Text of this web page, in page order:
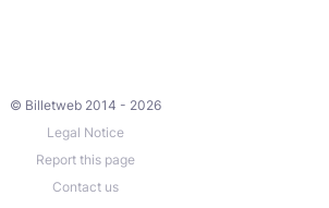
© Billetweb 2014 - 2026
Legal Notice
Report this page
Contact us